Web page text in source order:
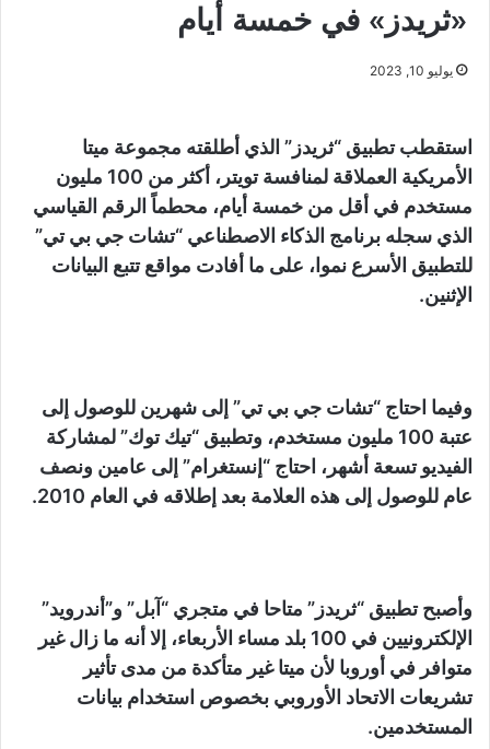
«ثريدز» في خمسة أيام
يوليو 10, 2023
استقطب تطبيق “ثريدز” الذي أطلقته مجموعة ميتا
الأمريكية العملاقة لمنافسة تويتر، أكثر من 100 مليون
مستخدم في أقل من خمسة أيام، محطماً الرقم القياسي
الذي سجله برنامج الذكاء الاصطناعي “تشات جي بي تي”
للتطبيق الأسرع نموا، على ما أفادت مواقع تتبع البيانات
الإثنين.
وفيما احتاج “تشات جي بي تي” إلى شهرين للوصول إلى
عتبة 100 مليون مستخدم، وتطبيق “تيك توك” لمشاركة
الفيديو تسعة أشهر، احتاج “إنستغرام” إلى عامين ونصف
عام للوصول إلى هذه العلامة بعد إطلاقه في العام 2010.
وأصبح تطبيق “ثريدز” متاحا في متجري “آبل” و”أندرويد”
الإلكترونيين في 100 بلد مساء الأربعاء، إلا أنه ما زال غير
متوافر في أوروبا لأن ميتا غير متأكدة من مدى تأثير
تشريعات الاتحاد الأوروبي بخصوص استخدام بيانات
المستخدمين.